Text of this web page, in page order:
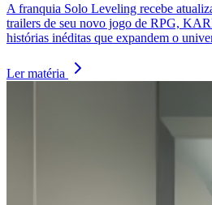
A franquia Solo Leveling recebe
trailers de seu novo jogo de RPG,
histórias inéditas que expandem o
Ler matéria